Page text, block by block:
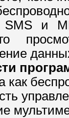
SMS и
как